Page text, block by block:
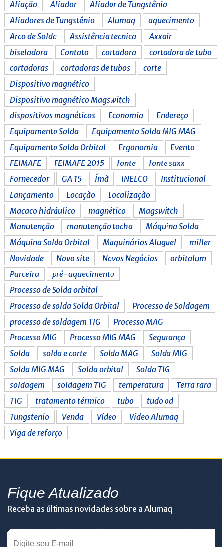
Afiação Afiador
Afiador de Tungstênio
Afiadores de Tungstênio
Alumaq
aquecimento
Arco de Solda
Assistência tecnica
Axxair
biseladora
Contato cortadora
cortadora de tubo
cortadoras
cortadoras de tubos
corte
Dispositivo magnético
Dispositivo magnético Magswitch
dispositivos magnéticos
Economia
Endereço
Equipamento Solda
Equipamento Solda MIG MAG
Equipamento Solda Orbital
Ergonomia
Evento
FEIMAFE
FEIMAFE 2015 fonte
fonte saxx
Fornecedor
GA 15 Ímã INELCO
Institucional
Lançamento
Locação
Localização
Macaco hidráulico
magnético
Magswitch
Manutenção
manutenção tocha
Máquina Solda
Máquina Solda Orbital
Maquinários Aluguel
miller
Novidade
Novo site Novos Negócios
orbitalum
Parceira
pré-aquecimento
Processo de Solda orbital
Processo de solda Solda Orbital
Processo de Soldagem
processo de soldagem TIG
Processo MAG
Processo MIG
Processo MIG MAG
Segurança
Solda
solda e corte Solda MAG
Solda MIG
Solda MIG MAG
Solda orbital
Solda TIG
soldagem
soldagem TIG temperatura
Terra rara
TIG
tratamento térmico tubo
tudo od
Tungstenio
Venda Vídeo
Vídeo Alumaq
Viga de reforço
Fique Atualizado
Receba as últimas novidades sobre a Alumaq